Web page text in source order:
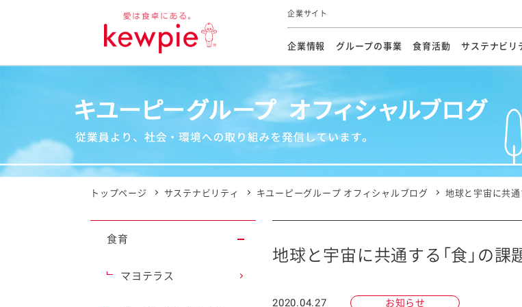
企業サイト
企業情報
トップメッセージ
グループの事業
市販用
ファインケミカル
食育活動
食育活動方針
食をテーマにした講演会 オープンキッチン（工場
海外における食育活動 食に関する情報提供
サステナビリ
トップメッセージ
気候変動への対応 生物多様性の保全
持続可能な調達
イニシアチブ・加盟団体 社会・環境活動の
本部長メッセージ
技術ソリューション 研究開発スタイル
個人投資家の皆さまへ
IRライブラリ 株式情報
IRよくあるご質問 ディスクロージャーポ
地球と宇宙に共通する「食」の
2020.04.27 お知らせ
食育
マヨテラス
トップページ サステナビリティ キユーピーグループ オフィシャルブログ 地球と宇宙に共通